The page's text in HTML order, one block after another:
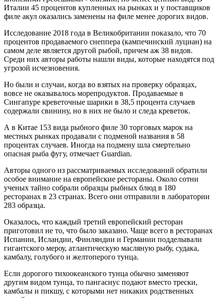
Италии 45 процентов купленных на рынках и у поставщиков
филе акул оказались заменены на филе менее дорогих видов.
Исследование 2018 года в Великобритании показало, что 70
процентов продаваемого снеппера (кампечинский луциан) на
самом деле является другой рыбой, причем аж 38 видов.
Среди них авторы работы нашли виды, которые находятся под
угрозой исчезновения.
Но были и случаи, когда во взятых на проверку образцах,
вовсе не оказывалось морепродуктов. Продаваемые в
Сингапуре креветочные шарики в 38,5 процента случаев
содержали свинину, но в них не было и следа креветок.
А в Китае 153 вида рыбного филе 30 торговых марок на
местных рынках продавали с подменой названия в 58
процентах случаев. Иногда на подмену шла смертельно
опасная рыба фугу, отмечает Guardian.
Авторы одного из рассматриваемых исследований обратили
особое внимание на европейские рестораны. Около сотни
ученых тайно собрали образцы рыбных блюд в 180
ресторанах в 23 странах. Всего они отправили в лаборатории
283 образца.
Оказалось, что каждый третий европейский ресторан
приготовил не то, что было заказано. Чаще всего в ресторанах
Испании, Исландии, Финляндии и Германии подделывали
гигантского мероу, атлантическую масляную рыбу, судака,
камбалу, голубого и желтоперого тунца.
Если дорогого тихоокеанского тунца обычно заменяют
другим видом тунца, то пангасиус подают вместо трески,
камбалы и пикшу, с которыми нет никаких родственных